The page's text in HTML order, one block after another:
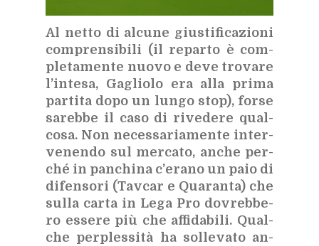
Al net­to di al­cu­ne giu­sti­fi­ca­zio­ni
com­pren­si­bi­li (il re­par­to è com­
ple­ta­men­te nuo­vo e deve tro­va­re
l’in­te­sa, Ga­glio­lo era alla pri­ma
par­ti­ta dopo un lun­go stop), for­se
sa­reb­be il caso di ri­ve­de­re qual­
co­sa. Non ne­ces­sa­ria­men­te in­ter­
ve­nen­do sul mer­ca­to, an­che per­
ché in pan­chi­na c’e­ra­no un paio di
di­fen­so­ri (Tav­car e Qua­ran­ta) che
sul­la car­ta in Lega Pro do­vreb­be­
ro es­se­re più che af­fi­da­bi­li. Qual­
che per­ples­si­tà ha sol­le­va­to an­